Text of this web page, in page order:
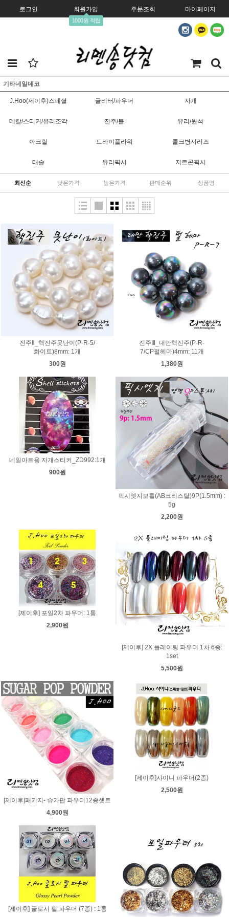
로그인 회원가입
1000원 적립
주문조회 마이페이지
기타네일데코
J.Hoo(제이후)스폐셜 글리터/파우더 자개
데칼/스티커/유리조각 진주/볼 유리/원석
아크릴 드라이플라워 콜크병시리즈
태슬 유리픽시 지르콘픽시
최신순 낮은가격 높은가격 판매순위 상품명
진주Ⅱ_핵진주못난이(P-R-5/
화이트)8mm: 1개
300원
진주Ⅲ_대만핵진주(P-R-
7/CP펄헤마)4mm: 11개
1,380원
네일아트용 자개스티커_ZD992:1개
900원
픽시엣지보틀(AB크리스탈)9P(1.5mm) :
5g
2,200원
[제이후] 포일2차 파우더: 1통
2,900원
[제이후] 2X 플레이팅 파우더 1차 6종:
1set
5,500원
[제이후]패키지- 슈가팝 파우더12종셋트
4,900원
[제이후]샤이니 파우더(2종)
2,500원
[제이후] 글로시 펄 파우더 (7종) : 1통